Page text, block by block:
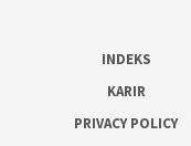
INDEKS
KARIR
PRIVACY POLICY